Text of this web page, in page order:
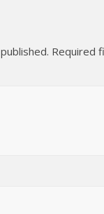
Required